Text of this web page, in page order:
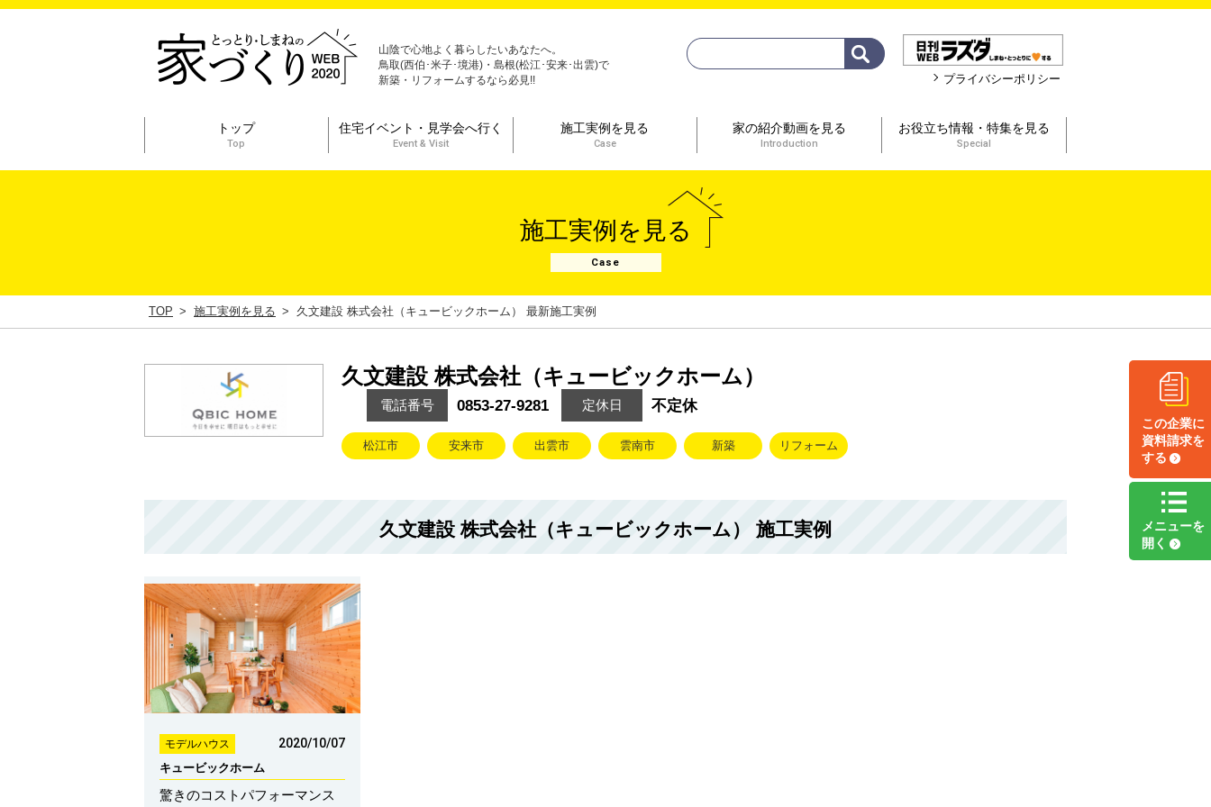
山陰で心地よく暮らしたいあなたへ。
鳥取(西伯･米子･境港)・島根(松江･安来･出雲)で
新築・リフォームするなら必見!!
プライバシーポリシー
トップ
Top
住宅イベント・見学会へ行く
Event & Visit
施工実例を見る
Case
家の紹介動画を見る
Introduction
お役立ち情報・特集を見る
Special
施工実例を見る
Case
TOP 施工実例を見る 久文建設 株式会社（キュービックホーム） 最新施工実例
久文建設 株式会社（キュービックホーム）
電話番号 0853-27-9281 定休日 不定休
松江市 安来市 出雲市 雲南市 新築 リフォーム
久文建設 株式会社（キュービックホーム） 施工実例
モデルハウス 2020/10/07
キュービックホーム
驚きのコストパフォーマンス
この企業に
資料請求を
する
メニューを
開く